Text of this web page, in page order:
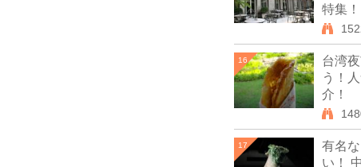
特集！
16
台湾
う！
介！
17
有名
い！